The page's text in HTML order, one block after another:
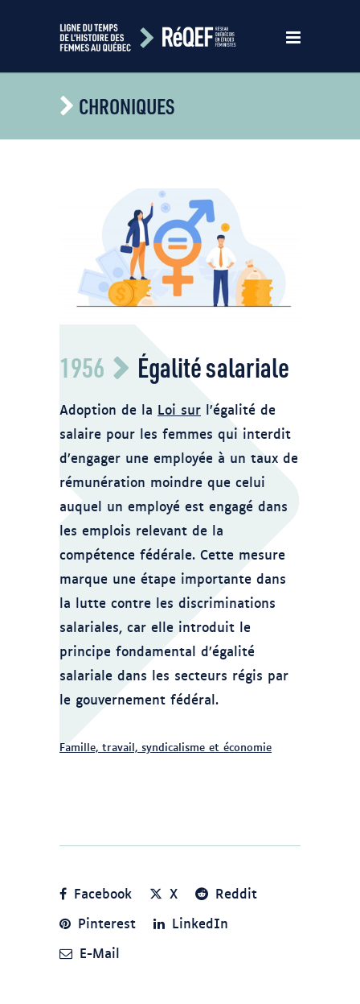
CHRONIQUES
premium/egalite-salariale-entre-
hommes-femmes_7833644.htm
1956 Égalité salariale
Adoption de la Loi sur l’égalité de
salaire pour les femmes qui interdit
d’engager une employée à un taux de
rémunération moindre que celui
auquel un employé est engagé dans
les emplois relevant de la
compétence fédérale. Cette mesure
marque une étape importante dans
la lutte contre les discriminations
salariales, car elle introduit le
principe fondamental d’égalité
salariale dans les secteurs régis par
le gouvernement fédéral.
Famille, travail, syndicalisme et économie
Facebook X
Reddit
Pinterest
LinkedIn
E-Mail